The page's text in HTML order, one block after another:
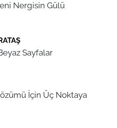
Nergisin Gülü
Sayfalar
İçin Üç Noktaya